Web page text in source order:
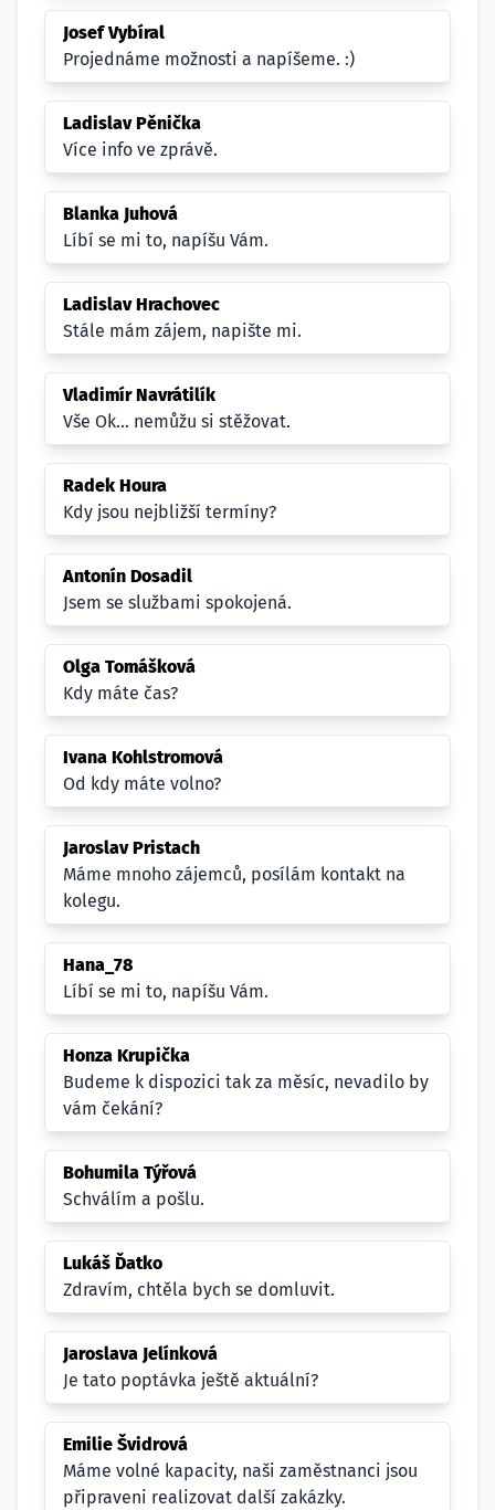
Josef Vybíral
Projednáme možnosti a napíšeme. :)
Ladislav Pěnička
Více info ve zprávě.
Blanka Juhová
Líbí se mi to, napíšu Vám.
Ladislav Hrachovec
Stále mám zájem, napište mi.
Vladimír Navrátilík
Vše Ok... nemůžu si stěžovat.
Radek Houra
Kdy jsou nejbližší termíny?
Antonín Dosadil
Jsem se službami spokojená.
Olga Tomášková
Kdy máte čas?
Ivana Kohlstromová
Od kdy máte volno?
Jaroslav Pristach
Máme mnoho zájemců, posílám kontakt na
kolegu.
Hana_78
Líbí se mi to, napíšu Vám.
Honza Krupička
Budeme k dispozici tak za měsíc, nevadilo by
vám čekání?
Bohumila Týřová
Schválím a pošlu.
Lukáš Ďatko
Zdravím, chtěla bych se domluvit.
Jaroslava Jelínková
Je tato poptávka ještě aktuální?
Emilie Švidrová
Máme volné kapacity, naši zaměstnanci jsou
připraveni realizovat další zakázky.